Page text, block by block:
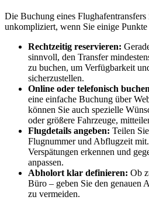
Die Buchung eines
unkompliziert, wenn Sie einige Punkte
Rechtzeitig reservieren:
sinnvoll, den Transfer
zu buchen, um Verfügbarkeit
sicherzustellen.
Online oder telefonisch
eine einfache Buchung über
können Sie auch spezielle
oder größere Fahrzeuge,
Flugdetails angeben: Teilen
Flugnummer und Abflugzeit
Verspätungen erkennen und
anpassen.
Abholort klar definieren: Ob
Büro – geben Sie den genauen
zu vermeiden.